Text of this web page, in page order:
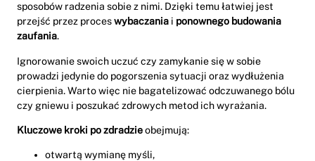
sposobów radzenia sobie z nimi. Dzięki temu łatwiej jest
przejść przez proceswybaczania i ponownego budowania
zaufania.
Ignorowanie swoich uczuć czy zamykanie się w sobie
prowadzi jedynie do pogorszenia sytuacji oraz wydłużenia
cierpienia. Warto więc nie bagatelizować odczuwanego bólu
czy gniewu i poszukać zdrowych metod ich wyrażania.
Kluczowe kroki po zdradzieobejmują:
otwartą wymianę myśli,